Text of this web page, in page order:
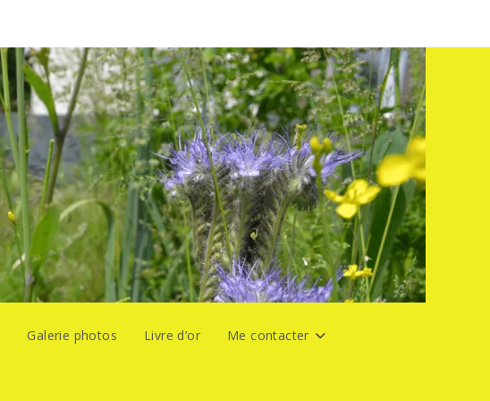
Galerie photos Livre d’or Me contacter